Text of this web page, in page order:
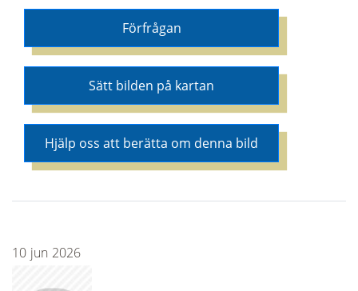
Förfrågan
Sätt bilden på kartan
Hjälp oss att berätta om denna bild
10 jun 2026